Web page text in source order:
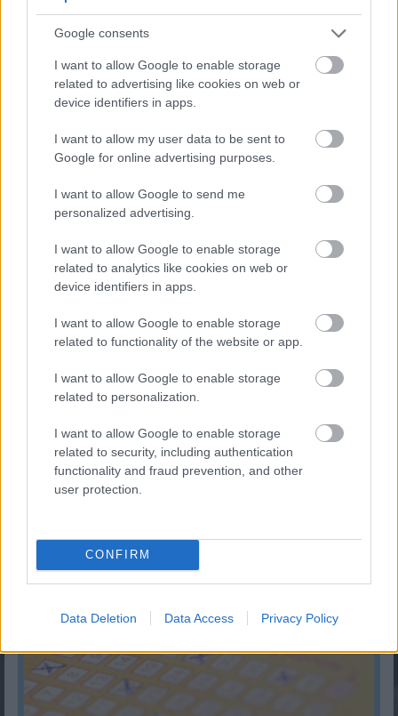
Google consents
I want to allow Google to enable storage
related to advertising like cookies on web or
device identifiers in apps.
I want to allow my user data to be sent to
Google for online advertising purposes.
I want to allow Google to send me
personalized advertising.
I want to allow Google to enable storage
related to analytics like cookies on web or
device identifiers in apps.
I want to allow Google to enable storage
related to functionality of the website or app.
I want to allow Google to enable storage
related to personalization.
I want to allow Google to enable storage
related to security, including authentication
functionality and fraud prevention, and other
user protection.
CONFIRM
Data Deletion Data Access Privacy Policy
KISZÁMOLOM!
Férfi ruhaméret átváltás